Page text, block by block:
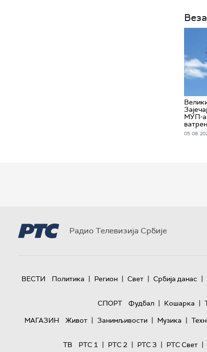
МУП-а
05. 08.
Радио Телевизија Србије
ВЕСТИ Политика | Регион | Свет | Србија данас |
СПОРТ
Фудбал | Кошарка |
МАГАЗИН
Живот | Занимљивости | Музика |
ТВ
РТС 1 | РТС 2 | РТС 3 | РТС Свет |